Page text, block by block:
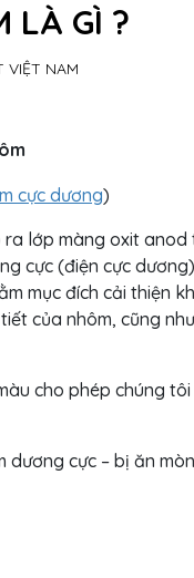
LÀ GÌ ?
VIỆT NAM
cực dương)
lớp màng oxit
cực (điện cực
mục đích cải thiện
của nhôm, cũng
cho phép chúng
dương cực – bị ăn